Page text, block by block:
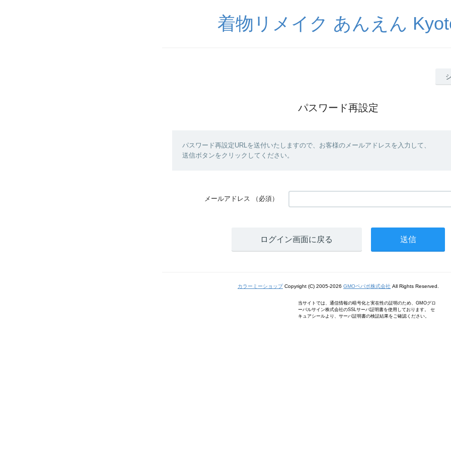
着物リメイク あんえん
パスワード再設定
パスワード再設定URLを送付いたしますので、お客様のメールアドレスを入力して、
送信ボタンをクリックしてください。
メールアドレス （必須）
ログイン画面に戻る
カラーミーショップCopyright (C) 2005-2026 GMOペパボ株式会社 All Rights Reserved.
当サイトでは、通信情報の暗号化と実在性の証明のため、GMOグロ
ーバルサイン株式会社のSSLサーバ証明書を使用しております。 セ
キュアシールより、サーバ証明書の検証結果をご確認ください。